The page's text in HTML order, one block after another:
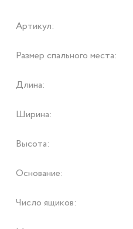
Артикул:
Размер спального места:
Длина:
Ширина:
Высота:
Основание:
Число ящиков: